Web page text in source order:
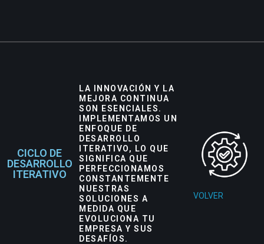
CICLO DE
DESARROLLO
ITERATIVO
LA INNOVACIÓN Y LA
MEJORA CONTINUA
SON ESENCIALES.
IMPLEMENTAMOS UN
ENFOQUE DE
DESARROLLO
ITERATIVO, LO QUE
SIGNIFICA QUE
PERFECCIONAMOS
CONSTANTEMENTE
NUESTRAS
SOLUCIONES A
MEDIDA QUE
EVOLUCIONA TU
EMPRESA Y SUS
DESAFÍOS.
VOLVER